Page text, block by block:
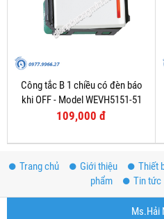
Công tắc B 1 chiều có đèn báo
khi OFF - Model WEVH5151-51
109,000 đ
Trang chủ Giới thiệu Thiết
phẩm
Tin tức
Ms.Hải